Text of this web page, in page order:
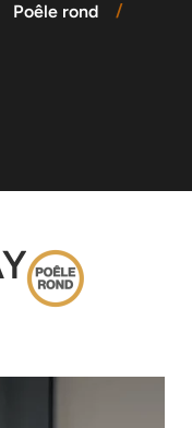
Poêle rond